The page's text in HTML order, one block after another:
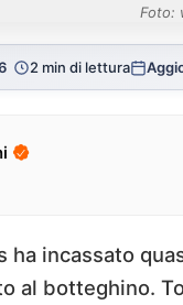
Foto:
2 min di lettura
ha incassato
al botteghino.